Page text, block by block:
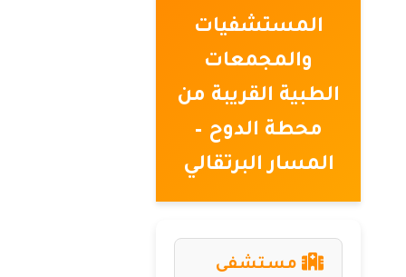
المستشفيات
والمجمعات
الطبية القريبة من
محطة الدوح –
المسار البرتقالي
مستشفى